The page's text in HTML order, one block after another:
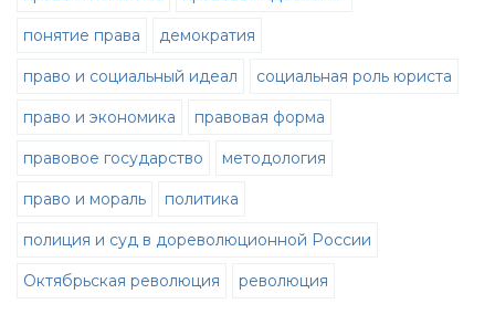
понятие права демократия
право и социальный идеал социальная роль юриста
право и экономика правовая форма
правовое государство методология
право и мораль политика
полиция и суд в дореволюционной России
Октябрьская революция революция